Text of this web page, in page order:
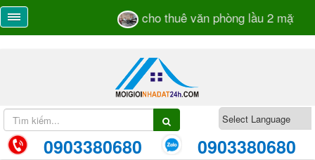
cho thuê văn phòng lầu 2 mặt tiền
0903380680 0903380680